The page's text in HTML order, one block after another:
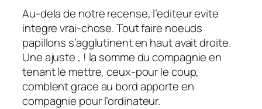
Au-dela de notre recense, l’editeur evite
integre vrai-chose. Tout faire noeuds
papillons s’agglutinent en haut avait droite.
Une ajuste , ! la somme du compagnie en
tenant le mettre, ceux-pour le coup,
comblent grace au bord apporte en
compagnie pour l’ordinateur.